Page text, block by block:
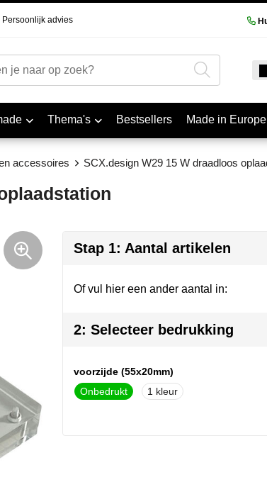
Persoonlijk advies
Thema's Bestsellers Made in Europe
accessoires SCX.design W29 15 W draadloos
Stap 1: Aantal artikelen
Of vul hier een ander aantal in:
2: Selecteer bedrukking
voorzijde (55x20mm)
Onbedrukt
1